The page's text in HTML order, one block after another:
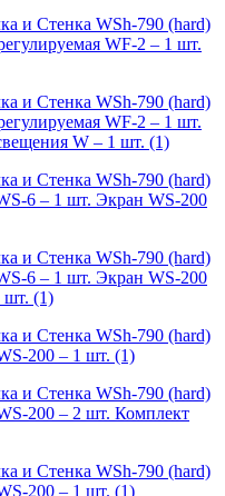
и Стенка WSh-790 (hard)
WF-2 – 1 шт.
и Стенка WSh-790 (hard)
WF-2 – 1 шт.
W – 1 шт. (1)
и Стенка WSh-790 (hard)
6 – 1 шт. Экран WS-200
и Стенка WSh-790 (hard)
6 – 1 шт. Экран WS-200
шт. (1)
и Стенка WSh-790 (hard)
200 – 1 шт. (1)
и Стенка WSh-790 (hard)
200 – 2 шт. Комплект
и Стенка WSh-790 (hard)
200 – 1 шт. (1)